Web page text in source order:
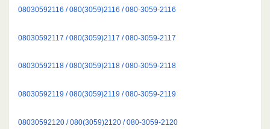
08030592116 / 080(3059)2116 / 080-3059-2116
08030592117 / 080(3059)2117 / 080-3059-2117
08030592118 / 080(3059)2118 / 080-3059-2118
08030592119 / 080(3059)2119 / 080-3059-2119
08030592120 / 080(3059)2120 / 080-3059-2120